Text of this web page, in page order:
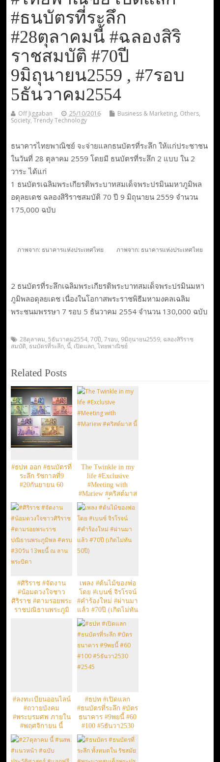
#ธนบัตรที่ระลึก
#28ตุลาคมนี้ #ฉลองสิริ
ราชสมบัติ #70ปี
9มิถุนายน2559 , #7รอบ
5ธันวาคม2554
Off Jiggaban 25/10/2016 Business & Marketing, Others,
Society, Trendy Technology
ธนาคารไทยพาณิชย์ จะจ่ายแลกธนบัตรที่ระลึก ให้แก่ประชาชน
ในวันที่ 28 ตุลาคม 2559 โดยมี ธนบัตรที่ระลึก 2 แบบ ใน 2
วาระ ได้แก่
1 ธนบัตรเฉลิมพระเกียรติพระบาทสมเด็จพระปรมินมหาภูมิพล
อดุลยเดช ฉลองสิริราชสมบัติ 70 ปี 9 มิถุนายน 2559 จำนวน
175,000 ฉบับ
ภาพจาก: ธนาคารแห่งประเทศไทย ภาพจาก: ธนาคารแห่งประเทศไทย
2 ธนบัตรที่ระลึกเฉลิมพระเกียรติพระบาทสมเด็จพระปรมินมหา
ภูมิพลอดุลยเดช เนื่องในโอกาสพระราชพิธีมหามงคลเฉลิม
พระชนมพรรษา 7 รอบ 5 ธันวาคม 2554 จำนวน 130,000 ฉบับ
28ตุลาคม, 5ธันวาคม2554, 70ปี, 7รอบ, 9มิถุนายน2559, ฉลองสิริราช
สมบัติ, ​ธ​นบัตรที่ระลึก, นี้, เปิดแลก,ไทยพาณิชย์
Related Posts
#ธปท ออก #ธนบัตรที่
ระลึก รัชกาลที่9
#20กันยายน 60
The Twinkle in my
life #Exclusive
#Meeting with
#Mariew #คริสต์มาส
#ศิริราช #จัดงาน
#น้อมดวงใจชาว
ศิริราช #ตามรอยพระ
ราชปณิธานพระภูมิ
เพลง #ต้นไม้ของพ่อ
โดย #เบนซ์ จิรโรจน์
#คำร้องใหม่ #ผ่านมา
แล้ว #70ปี (เกิดไม่ทัน
#ลงทะเบียนออนไลน์
#ถวายบังคม
#พระบรมศพ ภายใน
#พฤศจิกายน นี้
#ธปท #เปิดแลก
#ธนบัตรที่ระลึก #บัตร
ธนาคาร #9พยนี้ #60
#100 #5ธันวา2530